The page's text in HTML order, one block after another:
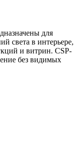
для
света в интерьере,
и витрин. CSP-
без видимых